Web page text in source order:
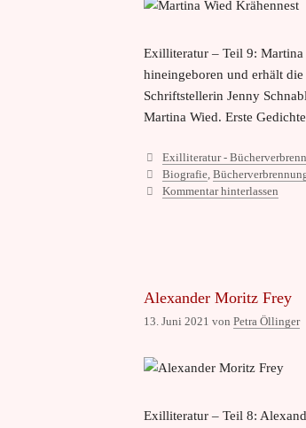
Exilliteratur – Teil 9:
hineingeboren und erhält
Schriftstellerin Jenny
Martina Wied. Erste
Kategorien
Exilliteratur -
Schlagwörter
Biografie,
Kommentar hinterlassen
Alexander Moritz Frey
13. Juni 2021 von Petra Öllinger
Exilliteratur – Teil 8: